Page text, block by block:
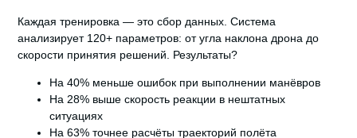
Каждая тренировка — это сбор данных. Система
анализирует 120+ параметров: от угла наклона дрона до
скорости принятия решений. Результаты?
На 40% меньше ошибок при выполнении манёвров
На 28% выше скорость реакции в нештатных
ситуациях
На 63% точнее расчёты траекторий полёта